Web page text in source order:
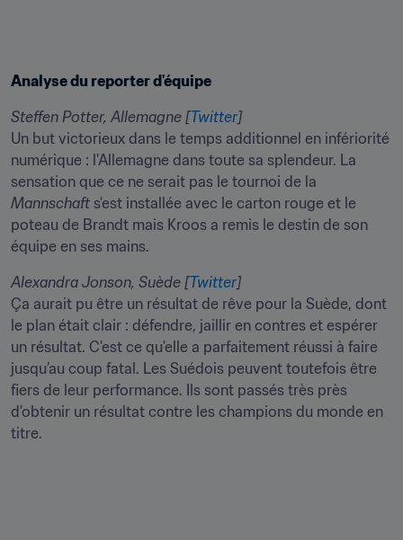
Analyse du reporter d'équipe
Steffen Potter, Allemagne [Twitter]
Un but victorieux dans le temps additionnel en infériorité
numérique : l'Allemagne dans toute sa splendeur. La
Mannschaft s'est installée avec le carton rouge et le
poteau de Brandt mais Kroos a remis le destin de son
équipe en ses mains.
Alexandra Jonson, Suède [Twitte﻿r]
Ça aurait pu être un résultat de rêve pour la Suède, dont
le plan était clair : défendre, jaillir en contres et espérer
un résultat. C'est ce qu'elle a parfaitement réussi à faire
jusqu’au coup fatal. Les Suédois peuvent toutefois être
fiers de leur performance. Ils sont passés très près
d'obtenir un résultat contre les champions du monde en
titre.